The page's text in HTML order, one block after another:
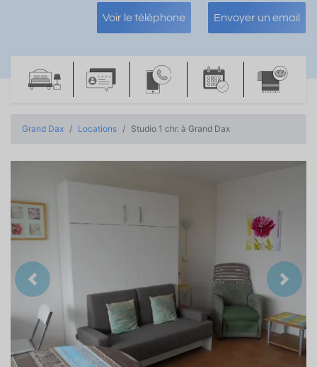
Voir le téléphone Envoyer un email
Grand Dax Locations Studio 1 chr. à Grand Dax
Précedent